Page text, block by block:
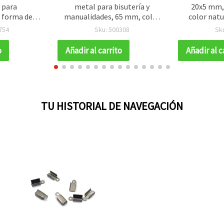
de
mm,
metal para bisutería y
manualidades, 65 mm, color
grafito, 10 g (aprox. 45 uds.)
Sku: 500308
Añadir al carrito
20x5
color
para
Añadir al
TU HISTORIAL DE NAVEGACIÓN